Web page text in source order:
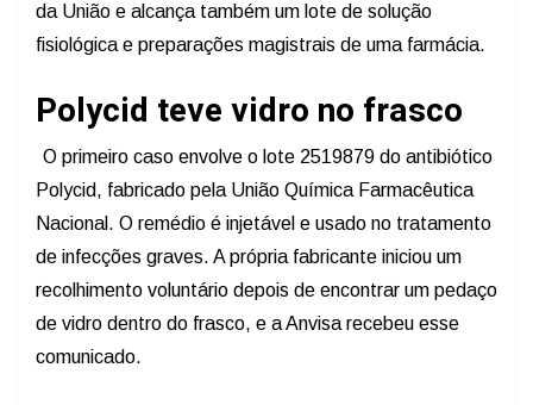
da União e alcança também um lote de solução
fisiológica e preparações magistrais de uma farmácia.
Polycid teve vidro no frasco
O primeiro caso envolve o lote 2519879 do antibiótico
Polycid, fabricado pela União Química Farmacêutica
Nacional. O remédio é injetável e usado no tratamento
de infecções graves. A própria fabricante iniciou um
recolhimento voluntário depois de encontrar um pedaço
de vidro dentro do frasco, e a Anvisa recebeu esse
comunicado.